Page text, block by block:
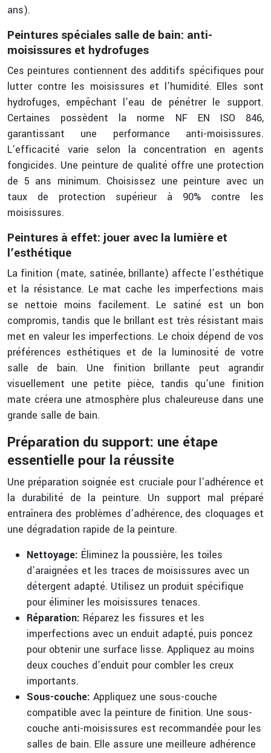
ans).
Peintures spéciales salle de bain: anti-
moisissures et hydrofuges
Ces peintures contiennent des additifs spécifiques pour
lutter contre les moisissures et l’humidité. Elles sont
hydrofuges, empêchant l’eau de pénétrer le support.
Certaines possèdent la norme NF EN ISO 846,
garantissant une performance anti-moisissures.
L’efficacité varie selon la concentration en agents
fongicides. Une peinture de qualité offre une protection
de 5 ans minimum. Choisissez une peinture avec un
taux de protection supérieur à 90% contre les
moisissures.
Peintures à effet: jouer avec la lumière et
l’esthétique
La finition (mate, satinée, brillante) affecte l’esthétique
et la résistance. Le mat cache les imperfections mais
se nettoie moins facilement. Le satiné est un bon
compromis, tandis que le brillant est très résistant mais
met en valeur les imperfections. Le choix dépend de vos
préférences esthétiques et de la luminosité de votre
salle de bain. Une finition brillante peut agrandir
visuellement une petite pièce, tandis qu’une finition
mate créera une atmosphère plus chaleureuse dans une
grande salle de bain.
Préparation du support: une étape
essentielle pour la réussite
Une préparation soignée est cruciale pour l’adhérence et
la durabilité de la peinture. Un support mal préparé
entraînera des problèmes d’adhérence, des cloquages et
une dégradation rapide de la peinture.
Nettoyage: Éliminez la poussière, les toiles
d’araignées et les traces de moisissures avec un
détergent adapté. Utilisez un produit spécifique
pour éliminer les moisissures tenaces.
Réparation: Réparez les fissures et les
imperfections avec un enduit adapté, puis poncez
pour obtenir une surface lisse. Appliquez au moins
deux couches d’enduit pour combler les creux
importants.
Sous-couche: Appliquez une sous-couche
compatible avec la peinture de finition. Une sous-
couche anti-moisissures est recommandée pour les
salles de bain. Elle assure une meilleure adhérence